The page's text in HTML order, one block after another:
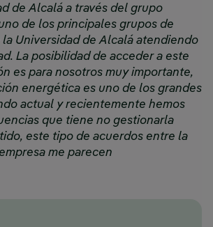
de Alcalá a través del grupo
de los principales grupos de
Universidad de Alcalá atendiendo
La posibilidad de acceder a este
es para nosotros muy importante,
energética es uno de los grandes
actual y recientemente hemos
que tiene no gestionarla
este tipo de acuerdos entre la
me parecen